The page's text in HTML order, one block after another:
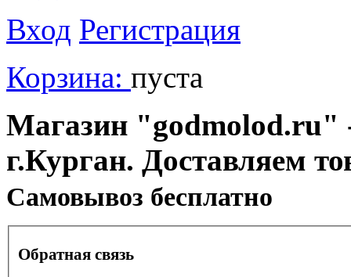
Вход Регистрация
Корзина: пуста
Магазин "godmolod.ru"
г.Курган. Доставляем
Cамовывоз бесплатно
Обратная связь